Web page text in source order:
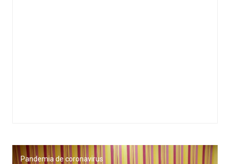
Pandemia de coronavirus